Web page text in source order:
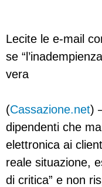
Lecite le e-mail
se
vera
(Cassazione.net)
dipendenti che
elettronica ai
reale situazione,
di critica” e non